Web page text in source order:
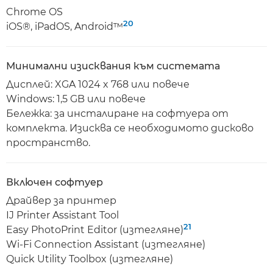
Chrome OS
iOS®, iPadOS, Android™20
Минимални изисквания към системата
Дисплей: XGA 1024 x 768 или повече
Windows: 1,5 GB или повече
Бележка: за инсталиране на софтуера от
комплекта. Изисква се необходимото дисково
пространство.
Включен софтуер
Драйвер за принтер
IJ Printer Assistant Tool
Easy PhotoPrint Editor (изтегляне)21
Wi-Fi Connection Assistant (изтегляне)
Quick Utility Toolbox (изтегляне)